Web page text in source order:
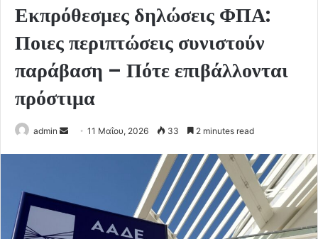
Εκπρόθεσμες δηλώσεις ΦΠΑ:
Ποιες περιπτώσεις συνιστούν
παράβαση – Πότε επιβάλλονται
πρόστιμα
admin
Send11 Μαΐου, 2026 33 2 minutes read